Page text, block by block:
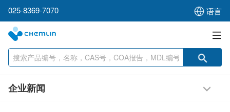
025-8369-7070 语言
企业新闻